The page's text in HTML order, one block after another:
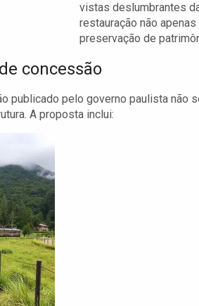
vistas deslumbrantes
restauração não
preservação de
concessão
publicado pelo governo paulista não
A proposta inclui: